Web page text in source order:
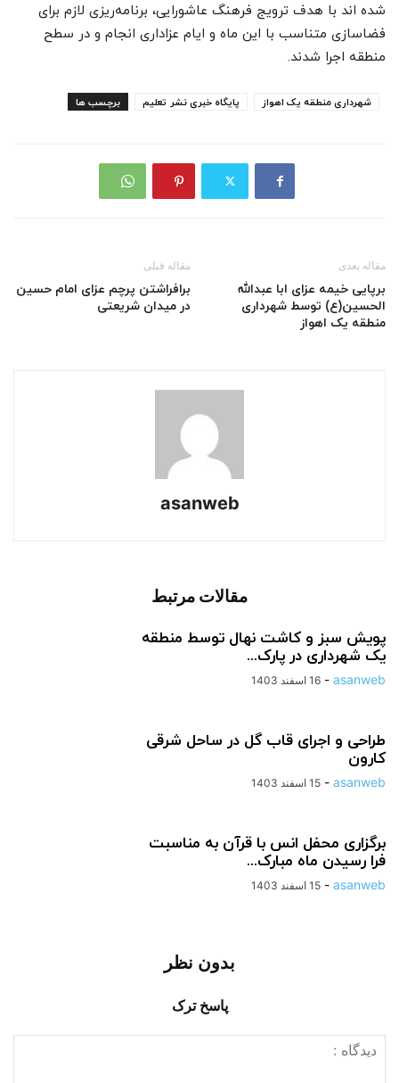
شده اند با هدف ترویج فرهنگ عاشورایی، برنامه‌ریزی لازم برای
فضاسازی متناسب با این ماه و ایام عزاداری انجام و در سطح
منطقه اجرا شدند.
برچسب ها پایگاه خبری نشر تعلیم شهرداری منطقه یک اهواز
مقاله قبلی
برافراشتن پرچم عزای امام حسین
در میدان شریعتی
مقاله بعدی
برپایی خیمه عزای ابا عبدالله
الحسین(ع) توسط شهرداری
منطقه یک اهواز
asanweb
مقالات مرتبط
پویش سبز و کاشت نهال توسط منطقه
یک شهرداری در پارک...
asanweb
- 16 اسفند 1403
طراحی و اجرای قاب گل در ساحل شرقی
کارون
asanweb
- 15 اسفند 1403
برگزاری محفل انس با قرآن به مناسبت
فرا رسیدن ماه مبارک...
asanweb
- 15 اسفند 1403
بدون نظر
پاسخ ترک